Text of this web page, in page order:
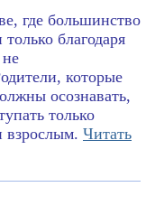
где большинство
благодаря
которые
осознавать,
только
взрослым. Читать